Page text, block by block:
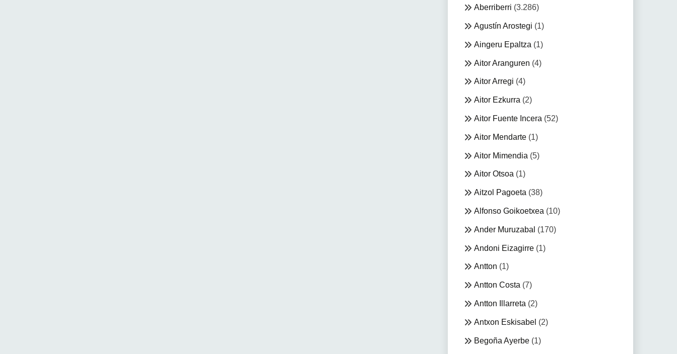
Aberriberri (3.286)
Agustín Arostegi (1)
Aingeru Epaltza (1)
Aitor Aranguren (4)
Aitor Arregi (4)
Aitor Ezkurra (2)
Aitor Fuente Incera (52)
Aitor Mendarte(1)
Aitor Mimendia (5)
Aitor Otsoa (1)
Aitzol Pagoeta (38)
Alfonso Goikoetxea (10)
Ander Muruzabal (170)
Andoni Eizagirre(1)
Antton (1)
Antton Costa (7)
Antton Illarreta (2)
Antxon Eskisabel (2)
Begoña Ayerbe(1)